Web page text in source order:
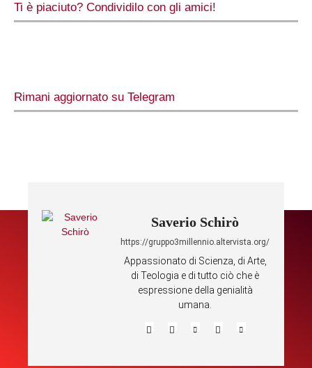
Ti è piaciuto? Condividilo con gli amici!
Rimani aggiornato su Telegram
Saverio Schirò
https://gruppo3millennio.altervista.org/
Appassionato di Scienza, di Arte,
di Teologia e di tutto ciò che è
espressione della genialità
umana.